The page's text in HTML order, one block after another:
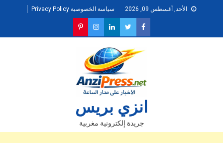
الأحد, أغسطس 09, 2026 سياسة الخصوصية Privacy Policy
انزي بريس
جريدة إلكترونية مغربية